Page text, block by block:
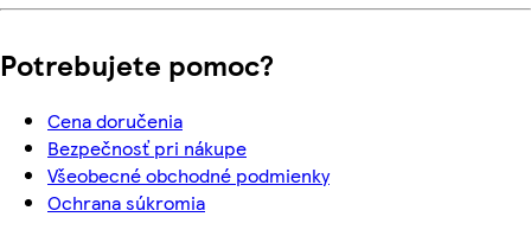
Potrebujete pomoc?
Cena doručenia
Bezpečnosť pri nákupe
Všeobecné obchodné podmienky
Ochrana súkromia